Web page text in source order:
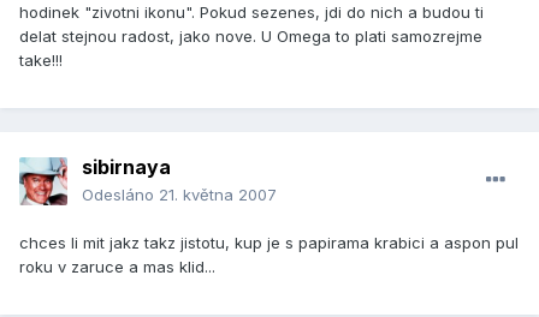
hodinek "zivotni ikonu". Pokud sezenes, jdi do nich a budou ti
delat stejnou radost, jako nove. U Omega to plati samozrejme
take!!!
sibirnaya
Odesláno 21. května 2007
chces li mit jakz takz jistotu, kup je s papirama krabici a aspon pul
roku v zaruce a mas klid...